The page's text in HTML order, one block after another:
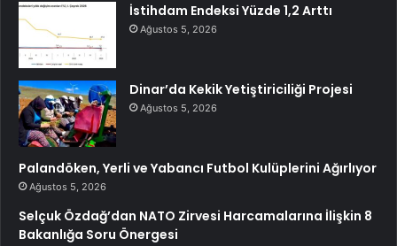
İstihdam Endeksi Yüzde 1,2 Arttı
Ağustos 5, 2026
Dinar’da Kekik Yetiştiriciliği Projesi
Ağustos 5, 2026
Palandöken, Yerli ve Yabancı Futbol Kulüplerini Ağırlıyor
Ağustos 5, 2026
Selçuk Özdağ’dan NATO Zirvesi Harcamalarına İlişkin 8
Bakanlığa Soru Önergesi